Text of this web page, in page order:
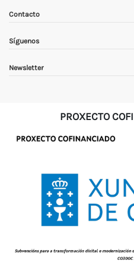
Contacto
Síguenos
Newsletter
PROXECTO